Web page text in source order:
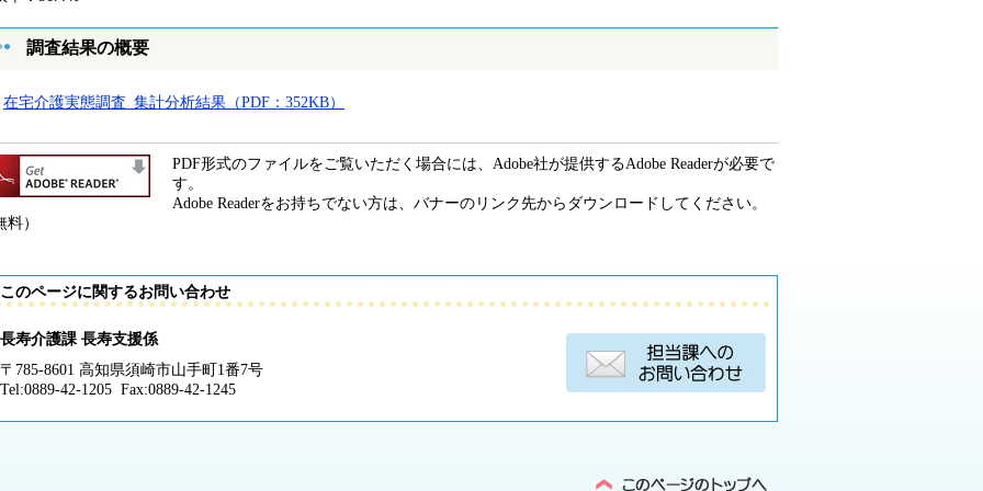
調査結果の概要
在宅介護実態調査_集計分析結果（PDF：352KB）
PDF形式のファイルをご覧いただく場合には、Adobe社が提供するAdobe Readerが必要で
す。
Adobe Readerをお持ちでない方は、バナーのリンク先からダウンロードしてください。
料）
このページに関するお問い合わせ
長寿介護課 長寿支援係
〒785-8601 高知県須崎市山手町1番7号
Tel:0889-42-1205 Fax:0889-42-1245